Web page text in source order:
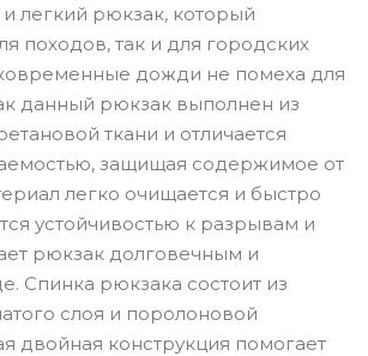
легкий рюкзак, который
походов, так и для городских
дожди не помеха для
данный рюкзак выполнен из
ткани и отличается
защищая содержимое от
легко очищается и быстро
устойчивостью к разрывам и
рюкзак долговечным и
Спинка рюкзака состоит из
слоя и поролоновой
двойная конструкция помогает